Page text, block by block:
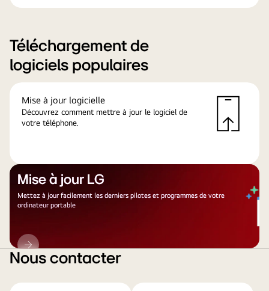
Téléchargement de
logiciels populaires
Mise à jour logicielle
Découvrez comment mettre à jour le logiciel de
votre téléphone.
Mise à jour LG
Mettez à jour facilement les derniers pilotes et programmes de votre
ordinateur portable
Mise
à
LG
Nous contacter